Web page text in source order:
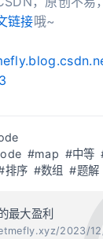
链接哦~
#map #中等
排序 #数组 #题解
最大盈利
2023/